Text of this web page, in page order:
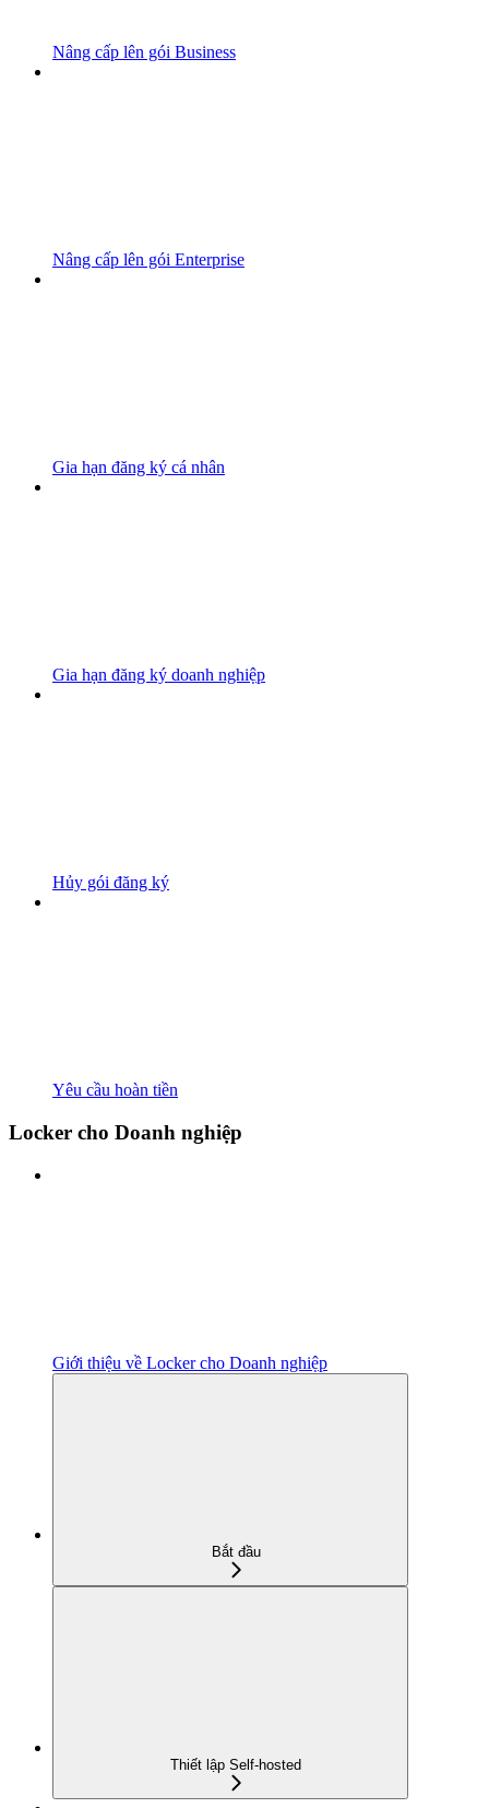
Nâng cấp lên gói Business
Nâng cấp lên gói Enterprise
Gia hạn đăng ký cá nhân
Gia hạn đăng ký doanh nghiệp
Hủy gói đăng ký
Yêu cầu hoàn tiền
Locker cho Doanh nghiệp
Giới thiệu về Locker cho Doanh nghiệp
Bắt đầu
Thiết lập Self-hosted